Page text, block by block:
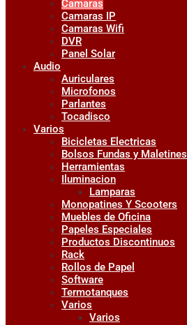
Camaras
Camaras IP
Camaras Wifi
DVR
Panel Solar
Audio
Auriculares
Microfonos
Parlantes
Tocadisco
Varios
Bicicletas Electricas
Bolsos Fundas y Maletines
Herramientas
Iluminacion
Lamparas
Monopatines Y Scooters
Muebles de Oficina
Papeles Especiales
Productos Discontinuos
Rack
Rollos de Papel
Software
Termotanques
Varios
Varios